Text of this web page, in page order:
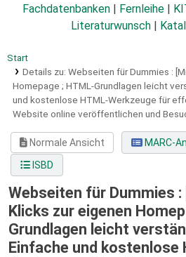
Fachdatenbanken
Fernleihe
Literaturwunsch
Start
Details zu: Webseiten für Dummies :
Homepage ; HTML-Grundlagen leicht
und kostenlose HTML-Werkzeuge für
Website online veröffentlichen und
Normale Ansicht
MARC-
ISBD
Webseiten für Dummies
Klicks zur eigenen
Grundlagen leicht
Einfache und kostenlose